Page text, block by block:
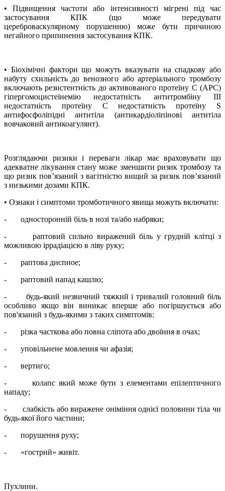
• Підвищення частоти або інтенсивності мігрені під час
застосування КПК (що може передувати
цереброваскулярному порушенню) може бути причиною
негайного припинення застосування КПК.
• Біохімічні фактори що можуть вказувати на спадкову або
набуту схильність до венозного або артеріального тромбозу
включають резистентність до активованого протеїну С (APC)
гіпергомоцистеїнемію недостатність антитромбіну ІІІ
недостатність протеїну С недостатність протеїну S
антифосфоліпідні антитіла (антикардіоліпінові антитіла
вовчаковий антикоагулянт).
Розглядаючи ризики і переваги лікар має враховувати що
адекватне лікування стану може зменшити ризик тромбозу та
що ризик пов’язаний з вагітністю вищий за ризик пов’язаний
з низькими дозами КПК.
• Ознаки і симптоми тромботичного явища можуть включати:
-
односторонній біль в нозі та/або набряки;
-
раптовий сильно виражений біль у грудній клітці з
можливою іррадіацією в ліву руку;
-
раптова диспное;
-
раптовий напад кашлю;
-
будь-який незвичний тяжкий і тривалий головний біль
особливо якщо він виникає вперше або погіршується або
пов'язаний з будь-якими з таких симптомів:
-
різка часткова або повна сліпота або двоїння в очах;
-
уповільнене мовлення чи афазія;
-
вертиго;
-
колапс який може бути з елементами епілептичного
нападу;
-
слабкість або виражене оніміння однієї половини тіла чи
будь-якої його частини;
-
порушення руху;
-
«гострий» живіт.
Пухлини.